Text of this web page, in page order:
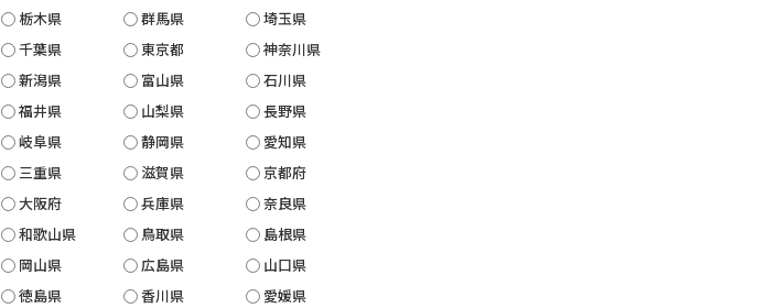
栃木県
群馬県
埼玉県
千葉県
東京都
神奈川県
新潟県
富山県
石川県
福井県
山梨県
長野県
岐阜県
静岡県
愛知県
三重県
滋賀県
京都府
大阪府
兵庫県
奈良県
和歌山県
鳥取県
島根県
岡山県
広島県
山口県
徳島県
香川県
愛媛県